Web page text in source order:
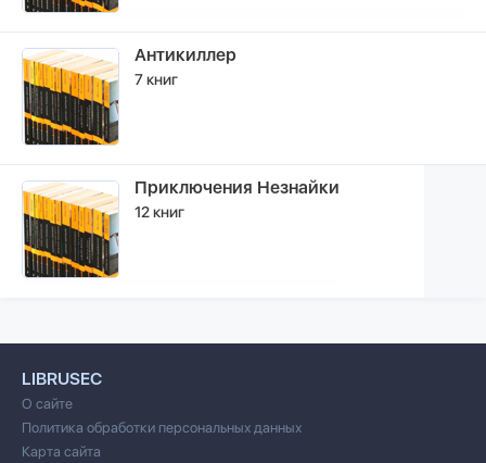
Антикиллер
7 книг
Приключения Незнайки
12 книг
LIBRUSEC
О сайте
Политика обработки персональных данных
Карта сайта